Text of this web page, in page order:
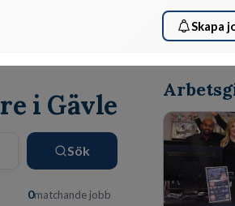
Skapa
i Gävle
Sök
0matchande jobb